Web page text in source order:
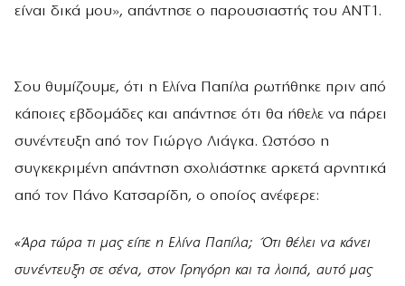
είναι δικά μου», απάντησε ο παρουσιαστής του ΑΝΤ1.
Σου θυμίζουμε, ότι η Ελίνα Παπίλα ρωτήθηκε πριν από
κάποιες εβδομάδες και απάντησε ότι θα ήθελε να πάρει
συνέντευξη από τον Γιώργο Λιάγκα. Ωστόσο η
συγκεκριμένη απάντηση σχολιάστηκε αρκετά αρνητικά
από τον Πάνο Κατσαρίδη, ο οποίος ανέφερε:
«Άρα τώρα τι μας είπε η Ελίνα Παπίλα; Ότι θέλει να κάνει
συνέντευξη σε σένα, στον Γρηγόρη και τα λοιπά, αυτό μας